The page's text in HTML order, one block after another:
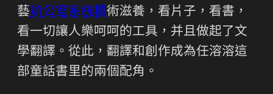
藝辦公室系統櫃術滋養，看片子，看書，
看一切讓人樂呵呵的工具，并且做起了文
學翻譯。從此，翻譯和創作成為任溶溶這
部童話書里的兩個配角。